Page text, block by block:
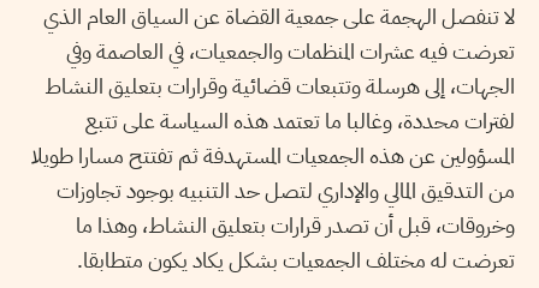
لا تنفصل الهجمة على جمعية القضاة عن السياق العام الذي
تعرضت فيه عشرات المنظمات والجمعيات، في العاصمة وفي
الجهات، إلى هرسلة وتتبعات قضائية وقرارات بتعليق النشاط
لفترات محددة، وغالبا ما تعتمد هذه السياسة على تتبع
المسؤولين عن هذه الجمعيات المستهدفة ثم تفتتح مسارا طويلا
من التدقيق المالي والإداري لتصل حد التنبيه بوجود تجاوزات
وخروقات، قبل أن تصدر قرارات بتعليق النشاط، وهذا ما
تعرضت له مختلف الجمعيات بشكل يكاد يكون متطابقا.